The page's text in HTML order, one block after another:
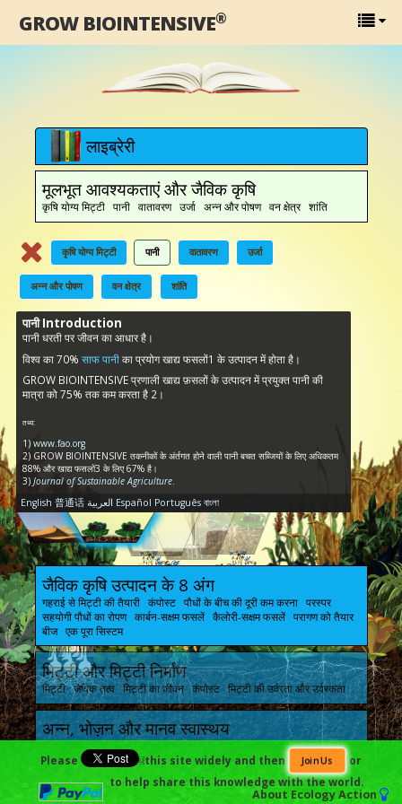
GROW BIOINTENSIVE®
लाइब्रेरी
मूलभूत आवश्यकताएं और जैविक कृषि
कृषि योग्य मिट्टी पानी वातावरण उर्जा अन्न और पोषण वन क्षेत्र शांति
कृषि योग्य मिट्टी पानी वातावरण उर्जा
अन्न और पोषण वन क्षेत्र शांति
पानी Introduction
पानी धरती पर जीवन का आधार है।
विश्व का 70%साफ पानीका प्रयोग खाद्य फसलों1 के उत्पादन में होता है।
GROW BIOINTENSIVE प्रणाली खाद्य फ़सलों के उत्पादन में प्रयुक्त पानी की
मात्रा को 75% तक कम करता है 2।
तथ्य:
1)www.fao.org
2) GROW BIOINTENSIVE तकनीकों के अंर्तगत होने वाली पानी बचत सब्जियों के लिए अधिकतम
88% और खाद्य फसलों3 के लिए 67% है।
3)Journal of Sustainable Agriculture.
English 普通话 العربية Español Português বাংলা
जैविक कृषि उत्पादन के 8 अंग
गहराई से मिट्टी की तैयारी कंपोस्ट पौधों के बीच की दूरी कम करना परस्पर
सहयोगी पौधों का रोपण कार्बन-सक्षम फसलें कैलोरी-सक्षम फसलें परागण को तैयार
बीज एक पूरा सिस्टम
मिट्टी और मिट्टी निर्माण
मिट्टी जैविक तत्व मिट्टी का जीवन कंपोस्ट मिट्टी की उर्वरता और उर्वरकता
अन्न, भोज़न और मानव स्वास्थय
बाग योज़ना, अर्थशास्त्र और मापनीयता
Please ￼this site widely and then Join Us
or
to help share this knowledge with the world.
About Ecology Action